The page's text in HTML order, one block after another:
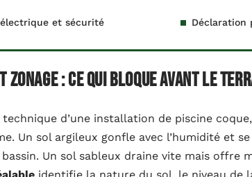
et sécurité Déclaration
zonage : ce qui bloque avant le
d’une installation de piscine
Un sol argileux gonfle avec l’humidité et
Un sol sableux draine vite mais offre